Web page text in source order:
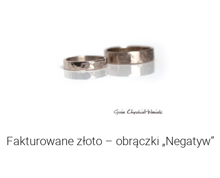
Fakturowane złoto – obrączki „Negatyw”